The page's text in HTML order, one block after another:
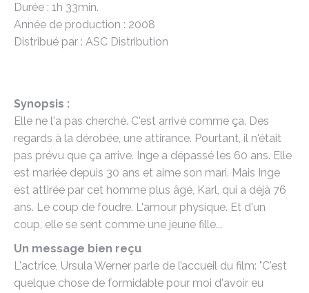
Durée : 1h 33min.
Année de production : 2008
Distribué par : ASC Distribution
Synopsis :
Elle ne l'a pas cherché. C'est arrivé comme ça. Des
regards à la dérobée, une attirance. Pourtant, il n'était
pas prévu que ça arrive. Inge a dépassé les 60 ans. Elle
est mariée depuis 30 ans et aime son mari. Mais Inge
est attirée par cet homme plus âgé, Karl, qui a déjà 76
ans. Le coup de foudre. L'amour physique. Et d'un
coup, elle se sent comme une jeune fille...
Un message bien reçu
L'actrice, Ursula Werner parle de l’accueil du film: "C'est
quelque chose de formidable pour moi d'avoir eu